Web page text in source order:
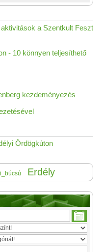
a Szentkult Feszt
- 10 könnyen teljesíthető
kezdeményezés
Ördögkúton
Erdély